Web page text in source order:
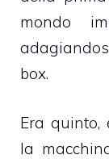
mondo
box.
Era quinto,
la